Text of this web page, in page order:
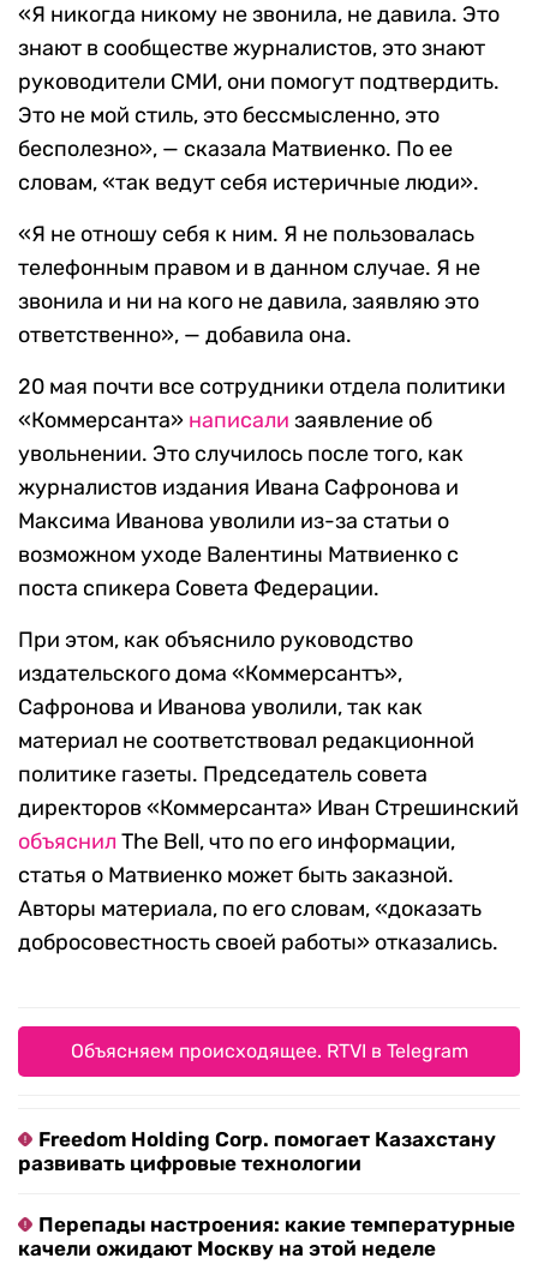
«Я никогда никому не звонила, не давила. Это
знают в сообществе журналистов, это знают
руководители СМИ, они помогут подтвердить.
Это не мой стиль, это бессмысленно, это
бесполезно», — сказала Матвиенко. По ее
словам, «так ведут себя истеричные люди».
«Я не отношу себя к ним. Я не пользовалась
телефонным правом и в данном случае. Я не
звонила и ни на кого не давила, заявляю это
ответственно», — добавила она.
20 мая почти все сотрудники отдела политики
«Коммерсанта» написали заявление об
увольнении. Это случилось после того, как
журналистов издания Ивана Сафронова и
Максима Иванова уволили из-за статьи о
возможном уходе Валентины Матвиенко с
поста спикера Совета Федерации.
При этом, как объяснило руководство
издательского дома «Коммерсантъ»,
Сафронова и Иванова уволили, так как
материал не соответствовал редакционной
политике газеты. Председатель совета
директоров «Коммерсанта» Иван Стрешинский
объяснил The Bell, что по его информации,
статья о Матвиенко может быть заказной.
Авторы материала, по его словам, «доказать
добросовестность своей работы» отказались.
Объясняем происходящее. RTVI в Telegram
Freedom Holding Corp. помогает Казахстану
развивать цифровые технологии
Перепады настроения: какие температурные
качели ожидают Москву на этой неделе